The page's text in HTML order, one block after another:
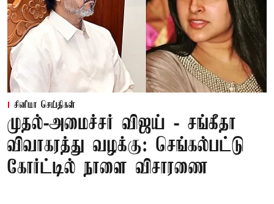
சினிமா செய்திகள்
முதல்-அமைச்சர் விஜய் - சங்கீதா
விவாகரத்து வழக்கு: செங்கல்பட்டு
கோர்ட்டில் நாளை விசாரணை